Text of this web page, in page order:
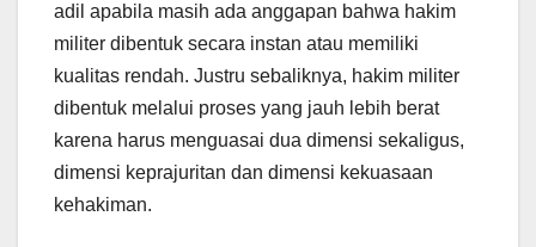
adil apabila masih ada anggapan bahwa hakim
militer dibentuk secara instan atau memiliki
kualitas rendah. Justru sebaliknya, hakim militer
dibentuk melalui proses yang jauh lebih berat
karena harus menguasai dua dimensi sekaligus,
dimensi keprajuritan dan dimensi kekuasaan
kehakiman.